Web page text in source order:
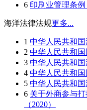
6 印刷业管理条例
海洋法律法规更多...
1 中华人民共和国
2 中华人民共和国
3 中华人民共和国
4 中华人民共和国
5 中华人民共和国
6 关于外商参与
（2020）